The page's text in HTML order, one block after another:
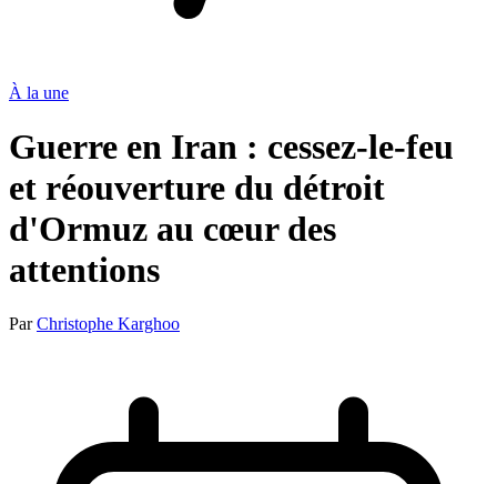
À la une
Guerre en Iran : cessez-le-feu
et réouverture du détroit
d'Ormuz au cœur des
attentions
ParChristophe Karghoo